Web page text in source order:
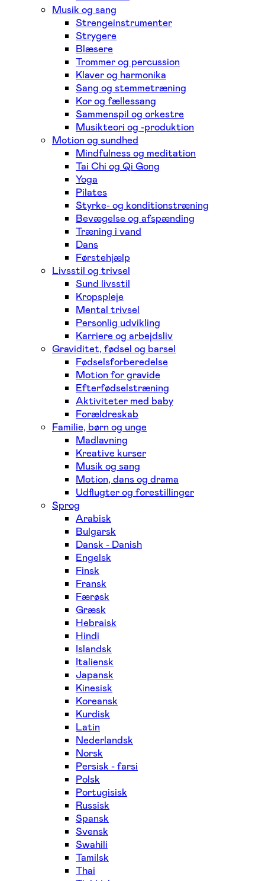
Musik og sang
Strengeinstrumenter
Strygere
Blæsere
Trommer og percussion
Klaver og harmonika
Sang og stemmetræning
Kor og fællessang
Sammenspil og orkestre
Musikteori og -produktion
Motion og sundhed
Mindfulness og meditation
Tai Chi og Qi Gong
Yoga
Pilates
Styrke- og konditionstræning
Bevægelse og afspænding
Træning i vand
Dans
Førstehjælp
Livsstil og trivsel
Sund livsstil
Kropspleje
Mental trivsel
Personlig udvikling
Karriere og arbejdsliv
Graviditet, fødsel og barsel
Fødselsforberedelse
Motion for gravide
Efterfødselstræning
Aktiviteter med baby
Forældreskab
Familie, børn og unge
Madlavning
Kreative kurser
Musik og sang
Motion, dans og drama
Udflugter og forestillinger
Sprog
Arabisk
Bulgarsk
Dansk - Danish
Engelsk
Finsk
Fransk
Færøsk
Græsk
Hebraisk
Hindi
Islandsk
Italiensk
Japansk
Kinesisk
Koreansk
Kurdisk
Latin
Nederlandsk
Norsk
Persisk - farsi
Polsk
Portugisisk
Russisk
Spansk
Svensk
Swahili
Tamilsk
Thai